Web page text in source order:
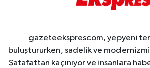
gazeteeksprescom, yepyeni
buluştururken, sadelik ve
Şatafattan kaçınıyor ve insanlara